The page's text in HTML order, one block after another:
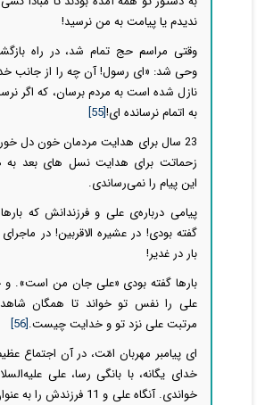
ندیدم یا پیامت به من نرسید!
وقتی مراسم حج تمام شد، در راه
وحی شد: «ای رسول! آن چه را از جانب
نازل شده است به مردم برسان، که اگر
به اتمام نرسانده ای![55]
23 سال برای هدایت مردمان خون دل
زحماتت برای هدایت نسل های بعد به
این پیام را نمی‌رساندی.
پیامی درباره‌ی علی و فرزندانش که
گفته بودی! در عشیره الاقربین! در
بار در غدیر!
بارها گفته بودی «علی جان من است». و
علی را نفس تو خواند تا همگان شاهد
مرتبت علی نزد تو و خدایت چیست.[56]
ای پیامبر مهربان امّت، در آن اجتماع
خداى یگانه، با بانگی رسا، على
خواندی. آنگاه علی و 11